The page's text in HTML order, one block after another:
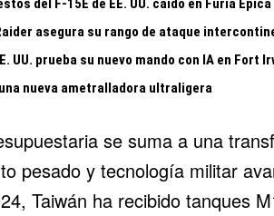
del F-15E de EE. UU. caído en Furia Épica
asegura su rango de ataque
UU. prueba su nuevo mando con IA en Fort
nueva ametralladora ultraligera
se suma a una
pesado y tecnología militar
Taiwán ha recibido tanques